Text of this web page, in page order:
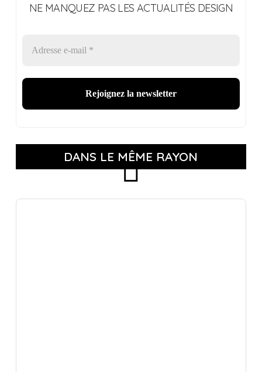
NE MANQUEZ PAS LES ACTUALITÉS DESIGN
DANS LE MÊME RAYON